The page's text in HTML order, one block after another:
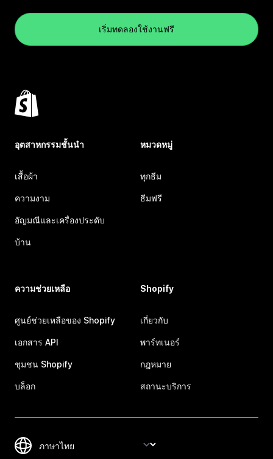
เริ่มทดลองใช้งานฟรี
อุตสาหกรรมชั้นนำ
เสื้อผ้า
ความงาม
อัญมณีและเครื่องประดับ
บ้าน
หมวดหมู่
ทุกธีม
ธีมฟรี
ความช่วยเหลือ
ศูนย์ช่วยเหลือของ Shopify
เอกสาร API
ชุมชน Shopify
บล็อก
Shopify
เกี่ยวกับ
พาร์ทเนอร์
กฎหมาย
สถานะบริการ